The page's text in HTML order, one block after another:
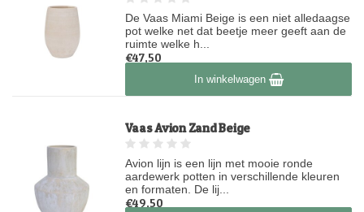
De Vaas Miami Beige is een niet alledaagse
pot welke net dat beetje meer geeft aan de
ruimte welke h...
€47,50
Op voorraadIn winkelwagen
Vaas Avion Zand Beige
Avion lijn is een lijn met mooie ronde
aardewerk potten in verschillende kleuren
en formaten. De lij...
€49,50